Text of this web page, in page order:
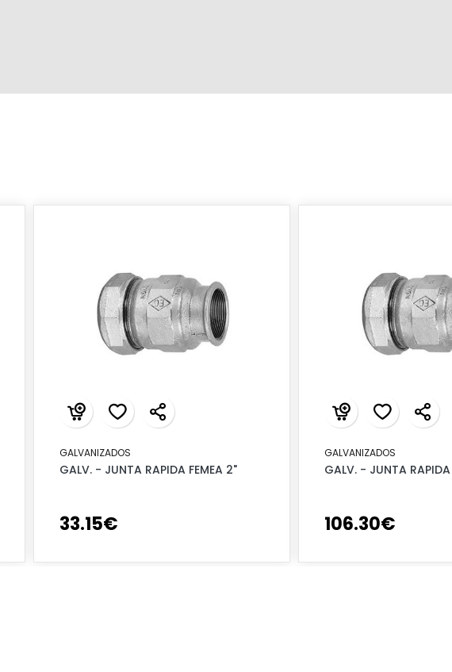
GALVANIZADOS
GALV. - JUNTA RAPIDA FEMEA 2"
33.15€
GALVANIZADOS
GALV. - JUNTA RAPIDA
106.30€